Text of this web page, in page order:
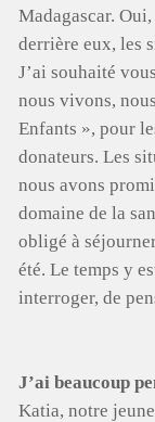
Madagascar.
derrière eux, les
J’ai souhaité
nous vivons,
Enfants », pour
donateurs. Les
nous avons
domaine de la
obligé à
été. Le temps y
interroger, de
J’ai beaucoup
Katia, notre